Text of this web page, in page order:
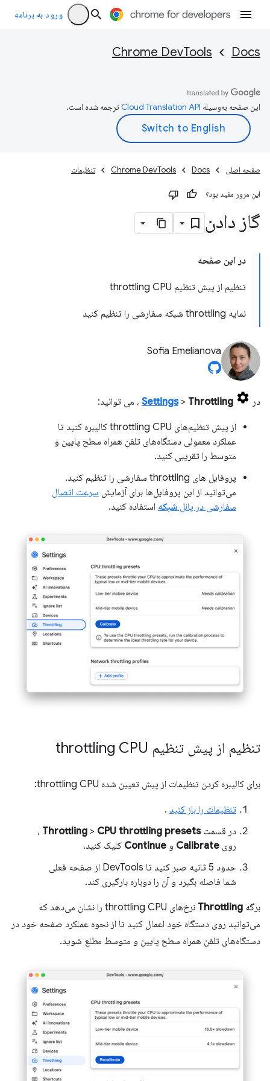
ورود به برنامه
Docs
Chrome DevTools
این صفحه به‌وسیله ترجمه شده است.
صفحه اصلی Docs
Chrome DevTools تنظیمات
این مرور مفید بود؟
گاز دادن
در این صفحه
تنظیم از پیش تنظیم throttling CPU
نمایه throttling شبکه سفارشی را تنظیم کنید
Sofia Emelianova
در Settings> Throttling ، می توانید:
از پیش تنظیم‌های throttling CPU کالیبره کنید تا
عملکرد معمولی دستگاه‌های تلفن همراه سطح پایین و
متوسط ​​را تقریبی کنید.
پروفایل های throttling سفارشی را تنظیم کنید.
می‌توانید از این پروفایل‌ها برای آزمایش سرعت اتصال
سفارشی در پانل شبکه استفاده کنید.
تنظیم از پیش تنظیم throttling CPU
برای کالیبره کردن تنظیمات از پیش تعیین شده throttling CPU:
تنظیمات را باز کنید .
در قسمت
Throttling > CPU throttling presets
،
روی Calibrate و Continue کلیک کنید.
حدود 5 ثانیه صبر کنید تا DevTools از صفحه فعلی
شما فاصله بگیرد و آن را دوباره بارگیری کند.
برگه Throttling
نرخ‌های throttling CPU را نشان می‌دهد که
می‌توانید روی دستگاه خود اعمال کنید تا از نحوه عملکرد صفحه خود در
دستگاه‌های تلفن همراه سطح پایین و متوسط ​​مطلع شوید.